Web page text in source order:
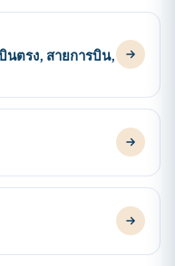
ตรง, สายการบิน,